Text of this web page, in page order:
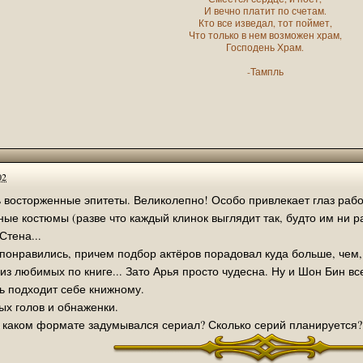
перевод первой книги а также в очереди перевод третьей книги из
будет.
как оплатить покупку.
трилогии
традиции вывесить список замеченных опечаток, и как вы думаете,
кто активничал этот год на форуме, только благодаря вам он
понятно
книга "Без границ". Вторая книга из цикла Поколения и уже давно
И вечно платит по счетам.
Кто все изведал, тот поймет,
Что только в нем возможен храм,
Господень Храм.
-Тампль
эпитеты. Великолепно! Особо привлекает глаз
костюмы (разве что каждый клинок выглядит так, будто им ни
причем подбор актёров порадовал куда больше,
любимых по книге... Зато Арья просто чудесна. Ну и Шон Бин
подходит себе книжному.
голов и обнаженки.
каком формате задумывался сериал? Сколько серий